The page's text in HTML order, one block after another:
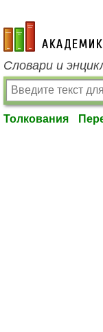
academic.ru
Словари и
Толкования